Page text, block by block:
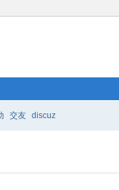
交友 discuz